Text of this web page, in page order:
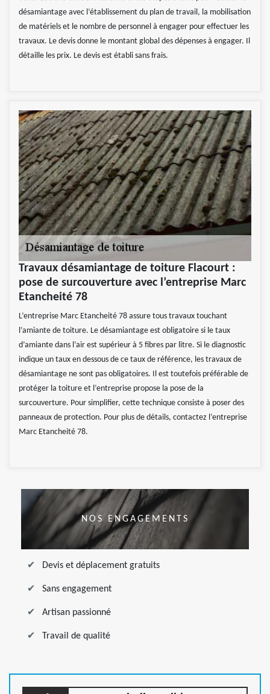
désamiantage avec l’établissement du plan de travail, la mobilisation
de matériels et le nombre de personnel à engager pour effectuer les
travaux. Le devis donne le montant global des dépenses à engager. Il
détaille les prix. Le devis est établi sans frais.
Travaux désamiantage de toiture Flacourt :
pose de surcouverture avec l’entreprise Marc
Etancheité 78
L’entreprise Marc Etancheité 78 assure tous travaux touchant
l’amiante de toiture. Le désamiantage est obligatoire si le taux
d’amiante dans l’air est supérieur à 5 fibres par litre. Si le diagnostic
indique un taux en dessous de ce taux de référence, les travaux de
désamiantage ne sont pas obligatoires. Il est toutefois préférable de
protéger la toiture et l’entreprise propose la pose de la
surcouverture. Pour simplifier, cette technique consiste à poser des
panneaux de protection. Pour plus de détails, contactez l’entreprise
Marc Etancheité 78.
NOS ENGAGEMENTS
Devis et déplacement gratuits
Sans engagement
Artisan passionné
Travail de qualité